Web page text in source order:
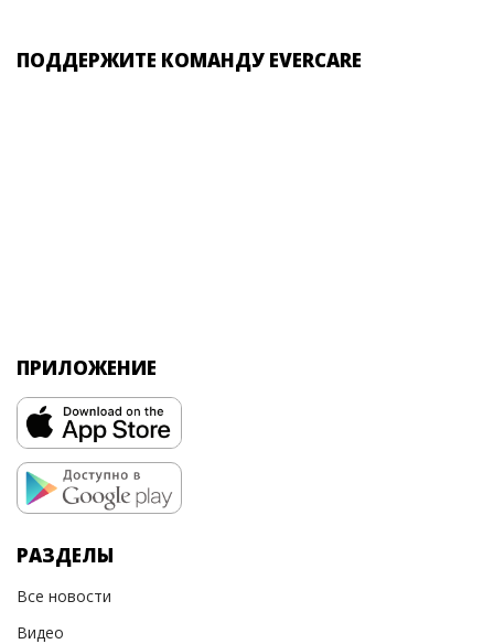
ПОДДЕРЖИТЕ КОМАНДУ EVERCARE
ПРИЛОЖЕНИЕ
РАЗДЕЛЫ
Все новости
Видео